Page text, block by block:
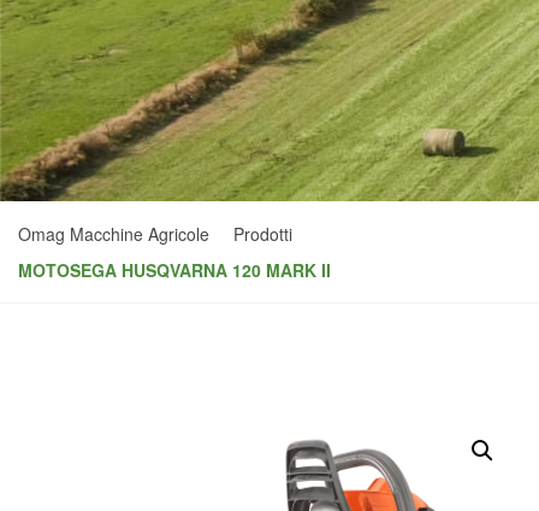
Omag Macchine Agricole
Prodotti
MOTOSEGA HUSQVARNA 120 MARK II